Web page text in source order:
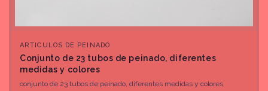
ARTICULOS DE PEINADO
Conjunto de 23 tubos de peinado, diferentes
medidas y colores
conjunto de 23 tubos de peinado, diferentes medidas y colores